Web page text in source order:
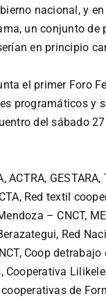
nacional, y
un conjunto de
en principio
el primer Foro
programáticos y
delsábado
ACTRA, GESTARA,
Red textil
– CNCT,
Red
Coop detrabajo
Cooperativa
de